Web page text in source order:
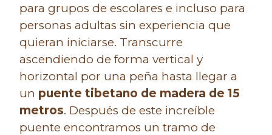
para grupos de escolares e incluso para
personas adultas sin experiencia que
quieran iniciarse. Transcurre
ascendiendo de forma vertical y
horizontal por una peña hasta llegar a
un puente tibetano de madera de 15
metros. Después de este increíble
puente encontramos un tramo de